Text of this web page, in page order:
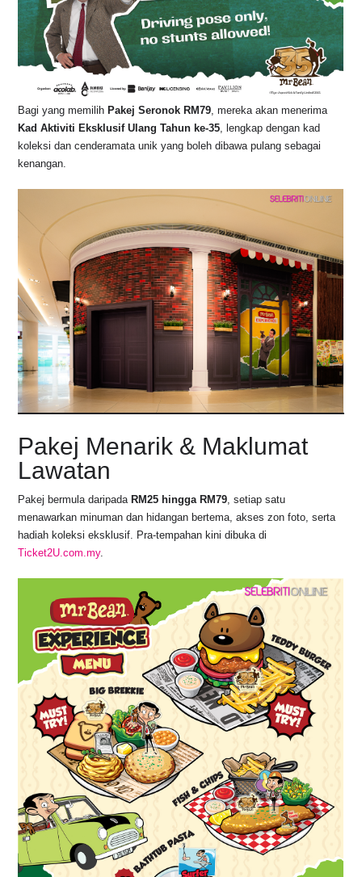
Bagi yang memilih Pakej Seronok RM79, mereka akan menerima
Kad Aktiviti Eksklusif Ulang Tahun ke-35, lengkap dengan kad
koleksi dan cenderamata unik yang boleh dibawa pulang sebagai
kenangan.
Pakej Menarik & Maklumat
Lawatan
Pakej bermula daripada RM25 hingga RM79, setiap satu
menawarkan minuman dan hidangan bertema, akses zon foto, serta
hadiah koleksi eksklusif. Pra-tempahan kini dibuka di
Ticket2U.com.my.